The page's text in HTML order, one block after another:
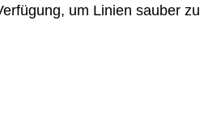
um Linien sauber zu